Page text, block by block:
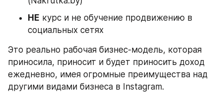
НЕ курс и не обучение продвижению в
социальных сетях
Это реально рабочая бизнес-модель, которая
приносила, приносит и будет приносить доход
ежедневно, имея огромные преимущества над
другими видами бизнеса в Instagram.